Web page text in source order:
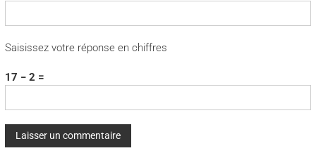
Saisissez votre réponse en chiffres
17 − 2 =